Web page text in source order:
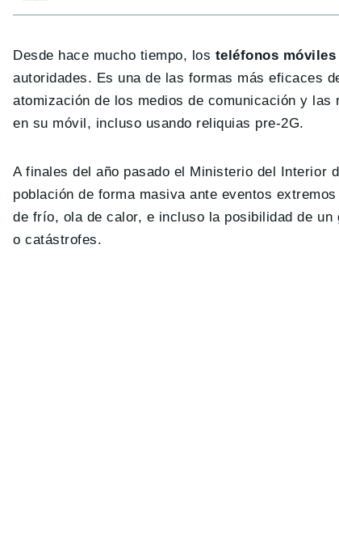
Desde hace mucho tiempo, los teléfonos móviles
autoridades. Es una de las formas más eficaces
atomización de los medios de comunicación y
en su móvil, incluso usando reliquias pre-2G.
A finales del año pasado el Ministerio del Interior
población de forma masiva ante eventos
de frío, ola de calor, e incluso la posibilidad de
o catástrofes.